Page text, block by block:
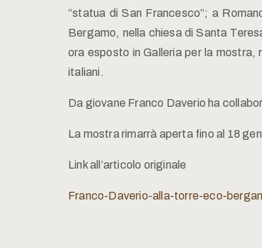
“statua di San Francesco”; a
Bergamo, nella chiesa di Santa
ora esposto in Galleria per la mostra,
italiani.
Da giovane Franco Daverio ha
La mostra rimarrà aperta fino al 18
Link all’articolo originale
Franco-Daverio-alla-torre-eco-